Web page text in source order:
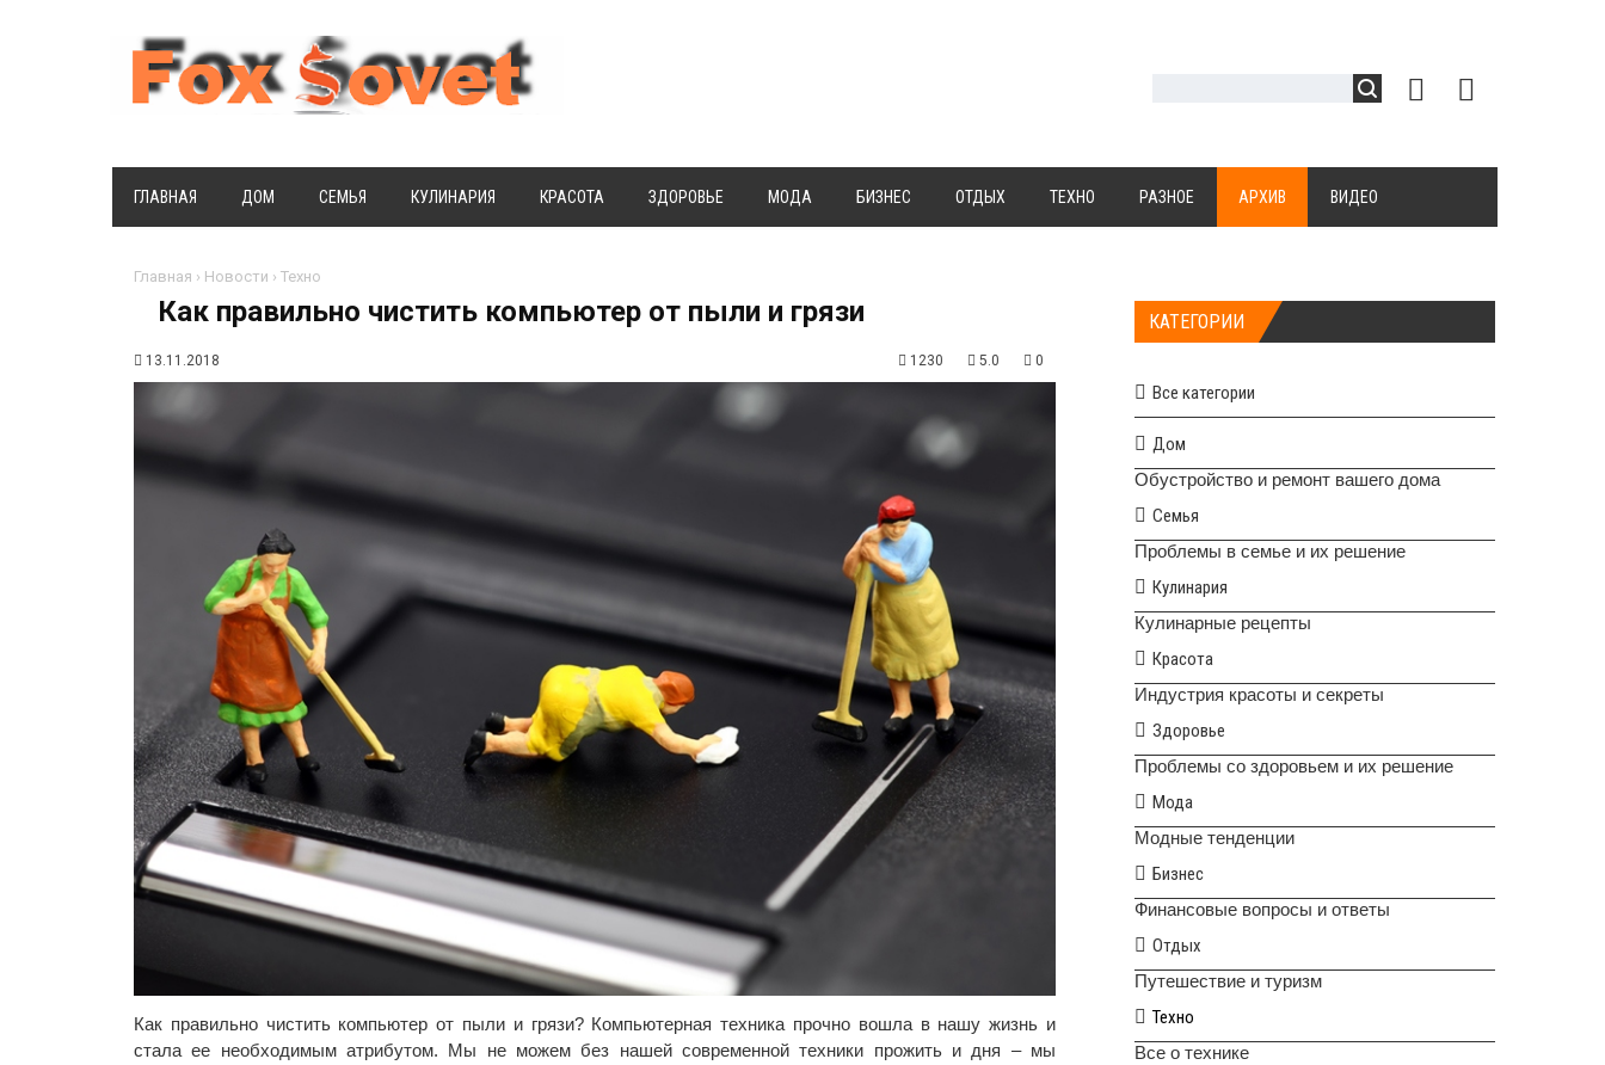
ГЛАВНАЯ ДОМ СЕМЬЯ КУЛИНАРИЯ КРАСОТА ЗДОРОВЬЕ МОДА БИЗНЕС ОТДЫХ ТЕХНО РАЗНОЕ АРХИВ ВИДЕО
Главная › Новости › Техно
Как правильно чистить компьютер от пыли и грязи
13.11.2018 1230 5.0 0
Как правильно чистить компьютер от пыли и грязи? Компьютерная техника прочно вошла в нашу жизнь и
стала ее необходимым атрибутом. Мы не можем без нашей современной техники прожить и дня – мы
КАТЕГОРИИ
Все категории
Дом
Обустройство и ремонт вашего дома
Семья
Проблемы в семье и их решение
Кулинария
Кулинарные рецепты
Красота
Индустрия красоты и секреты
Здоровье
Проблемы со здоровьем и их решение
Мода
Модные тенденции
Бизнес
Финансовые вопросы и ответы
Отдых
Путешествие и туризм
Техно
Все о технике